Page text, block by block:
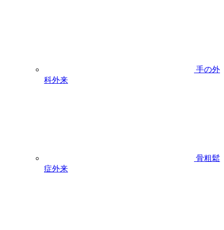
手の外
科外来
骨粗鬆
症外来